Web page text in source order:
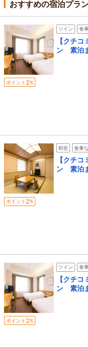
おすすめの宿泊プラ
ツイン 食
【クチ
ン 素泊
ポイント 2%
和室 食事な
【クチ
ン 素泊
ポイント 2%
ツイン 食
【クチ
ン 素泊
ポイント 2%